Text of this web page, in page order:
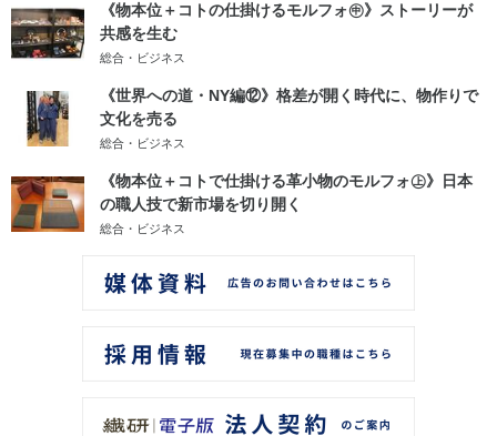
《物本位＋コトの仕掛けるモルフォ㊥》ストーリーが
共感を生む
総合・ビジネス
《世界への道・NY編⑫》格差が開く時代に、物作りで
文化を売る
総合・ビジネス
《物本位＋コトで仕掛ける革小物のモルフォ㊤》日本
の職人技で新市場を切り開く
総合・ビジネス